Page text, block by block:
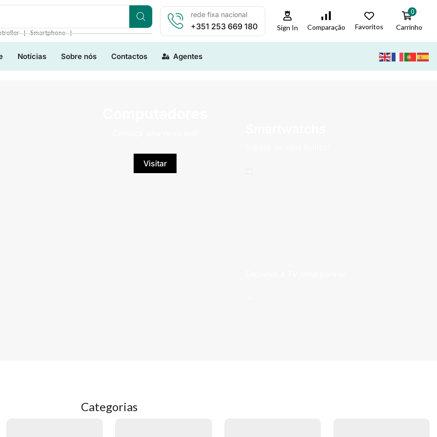
❘ Smartphone ❘
rede fixa nacional
+351 253 669 180 Sign In Comparação Favoritos
0
Carrinho
Notícias Sobre nós Contactos Agentes
Visitar
Categorias